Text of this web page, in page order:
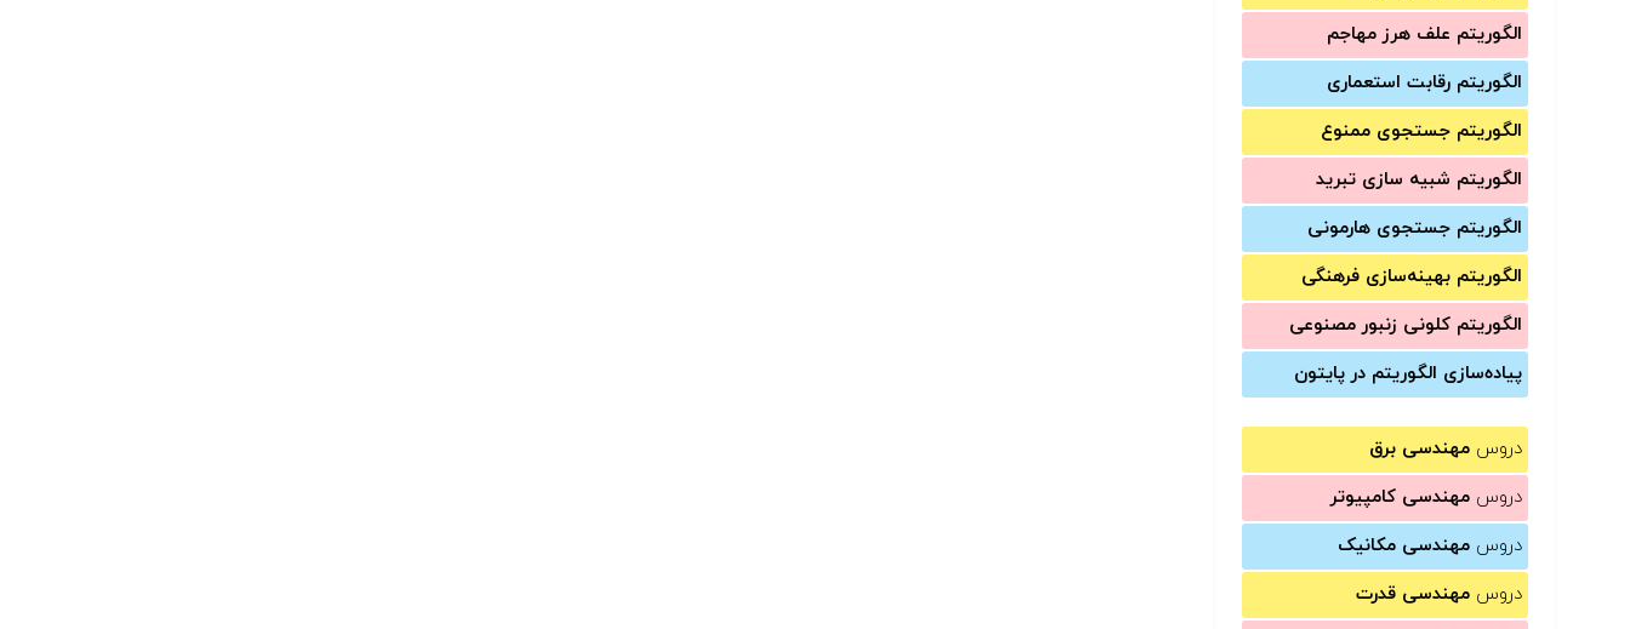
الگوریتم علف هرز مهاجم
الگوریتم رقابت استعماری
الگوریتم جستجوی ممنوع
الگوریتم شبیه سازی تبرید
الگوریتم جستجوی هارمونی
الگوریتم بهینه‌سازی فرهنگی
الگوریتم کلونی زنبور مصنوعی
پیاده‌سازی الگوریتم در پایتون
دروس مهندسی برق
دروس مهندسی کامپیوتر
دروس مهندسی مکانیک
دروس مهندسی قدرت